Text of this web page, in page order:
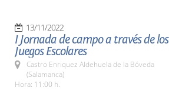
13/11/2022
I Jornada de campo a través de los
Juegos Escolares
Castro Enriquez Aldehuela de la Bóveda
(Salamanca)
Hora: 11:00 h.